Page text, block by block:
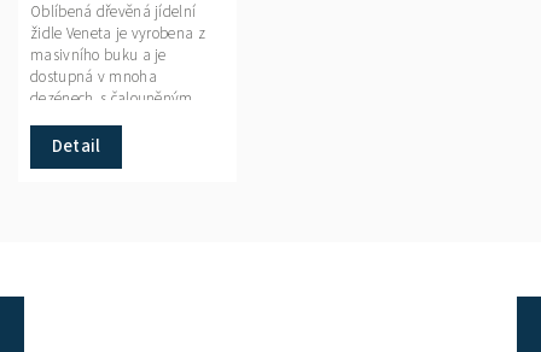
Detail
Oblíbená dřevěná jídelní
židle Veneta je vyrobena z
masivního buku a je
dostupná v mnoha
dezénech, s čalouněným
sedákem